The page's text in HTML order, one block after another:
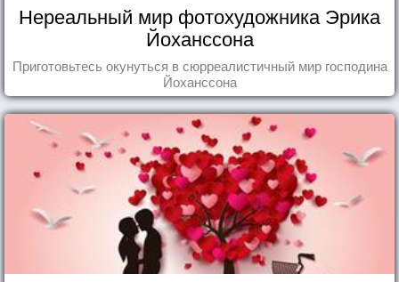
Нереальный мир фотохудожника Эрика
Йоханссона
Приготовьтесь окунуться в сюрреалистичный мир господина
Йоханссона